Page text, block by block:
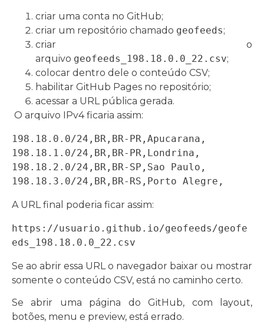
criar uma conta no GitHub;
criar um repositório chamado geofeeds;
criar o
arquivo geofeeds_198.18.0.0_22.csv;
colocar dentro dele o conteúdo CSV;
habilitar GitHub Pages no repositório;
acessar a URL pública gerada.
O arquivo IPv4 ficaria assim:
198.18.0.0/24,BR,BR-PR,Apucarana,
198.18.1.0/24,BR,BR-PR,Londrina,
198.18.2.0/24,BR,BR-SP,Sao Paulo,
198.18.3.0/24,BR,BR-RS,Porto Alegre,
A URL final poderia ficar assim:
https://usuario.github.io/geofeeds/geofe
eds_198.18.0.0_22.csv
Se ao abrir essa URL o navegador baixar ou mostrar
somente o conteúdo CSV, está no caminho certo.
Se abrir uma página do GitHub, com layout,
botões, menu e preview, está errado.